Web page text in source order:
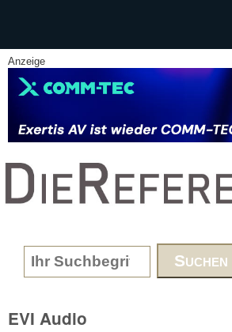
Anzeige
www.DieReferenz.de
Search form
EVI Audio